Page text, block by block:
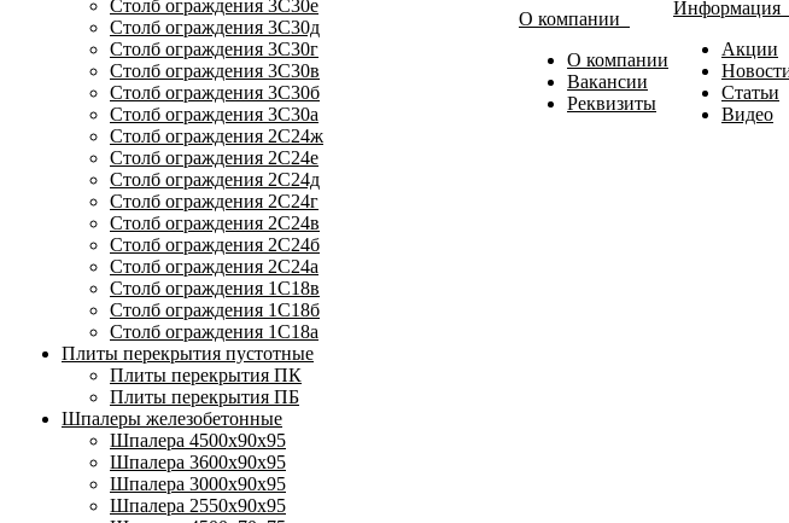
Столб ограждения 3С30е
Столб ограждения 3С30д
Столб ограждения 3С30г
Столб ограждения 3С30в
Столб ограждения 3С30б
Столб ограждения 3С30а
Столб ограждения 2С24ж
Столб ограждения 2С24е
Столб ограждения 2С24д
Столб ограждения 2С24г
Столб ограждения 2С24в
Столб ограждения 2С24б
Столб ограждения 2С24а
Столб ограждения 1С18в
Столб ограждения 1С18б
Столб ограждения 1С18а
Плиты перекрытия пустотные
Плиты перекрытия ПК
Плиты перекрытия ПБ
Шпалеры железобетонные
Шпалера 4500х90х95
Шпалера 3600х90х95
Шпалера 3000х90х95
Шпалера 2550х90х95
О компании
О компании
Вакансии
Реквизиты
Информация
Акции
Статьи
Видео